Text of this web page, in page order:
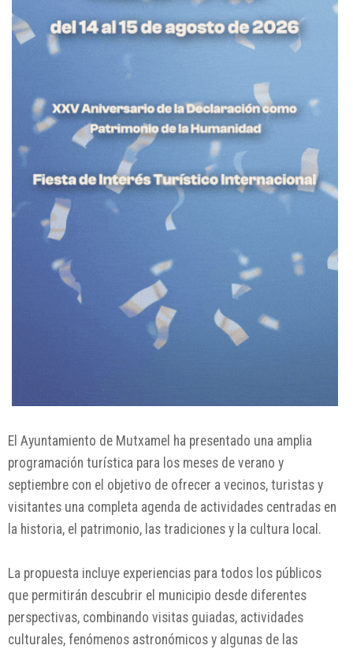
El Ayuntamiento de Mutxamel ha presentado una amplia
programación turística para los meses de verano y
septiembre con el objetivo de ofrecer a vecinos, turistas y
visitantes una completa agenda de actividades centradas en
la historia, el patrimonio, las tradiciones y la cultura local.
La propuesta incluye experiencias para todos los públicos
que permitirán descubrir el municipio desde diferentes
perspectivas, combinando visitas guiadas, actividades
culturales, fenómenos astronómicos y algunas de las